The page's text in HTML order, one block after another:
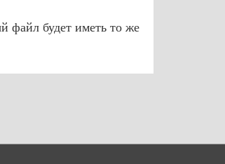
файл будет иметь то же